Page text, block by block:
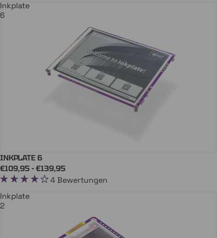
Inkplate
6
INKPLATE
INKPLATE 6
€109,95 - €139,95
4 Bewertungen
Inkplate
2